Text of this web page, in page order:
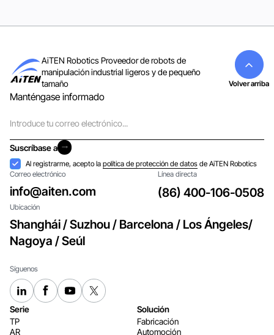
AiTEN Robotics Proveedor de robots de
manipulación industrial ligeros y de pequeño
tamaño
Manténgase informado
electrónico
Suscríbase a
Suscríbase a
Aceptación
Al registrarme, acepto lapolítica de protección de datos de AiTEN Robotics
Correo electrónico
info@aiten.com
Línea directa
(86) 400-106-0508
Ubicación
Shanghái / Suzhou / Barcelona / Los Ángeles/
Nagoya / Seúl
Síguenos
Serie
TP
AR
Solución
Fabricación
Automoción
Volver arriba